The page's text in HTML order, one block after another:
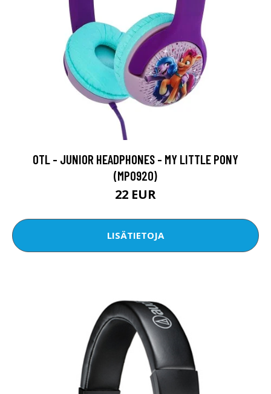
OTL - JUNIOR HEADPHONES - MY LITTLE PONY
(MP0920)
22 EUR
LISÄTIETOJA